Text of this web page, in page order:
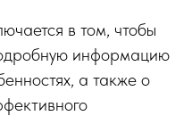
в том, чтобы
информацию
а также о